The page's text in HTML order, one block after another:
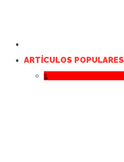
ARTÍCULOS POPULARES
1